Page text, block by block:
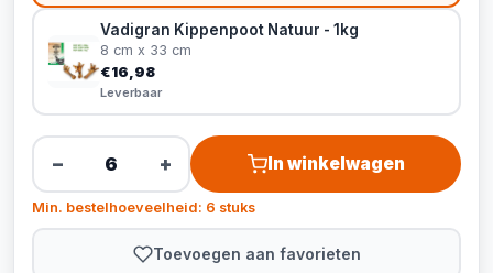
Vadigran Kippenpoot Natuur - 1kg
8 cm x 33 cm
€16,98
Leverbaar
− + In winkelwagen
Min. bestelhoeveelheid: 6 stuks
Toevoegen aan favorieten